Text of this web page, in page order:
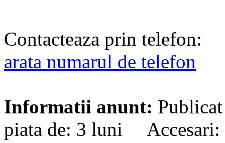
Contacteaza prin telefon:
arata numarul de telefon
Informatii anunt:
piata de: 3 luni Accesari: